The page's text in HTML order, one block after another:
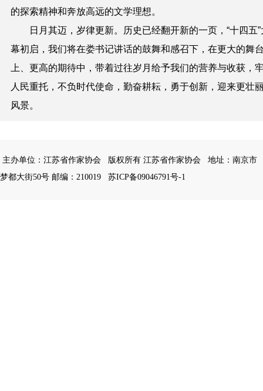
的探索精神和奔放高远的文学理想。
日月其迈，岁律更新。历史已经翻开新的一页，“十四五”
幕初启，我们将在娄书记讲话的鼓舞和感召下，在更大的舞
上、更高的期待中，带着过往岁月给予我们的营养与收获，
人民重托，不负时代使命，勤奋耕耘，勇于创新，迎来更壮
风景。
主办单位：江苏省作家协会 版权所有 江苏省作家协会
地址：南京市
梦都大街50号 邮编：210019
苏ICP备09046791号-1